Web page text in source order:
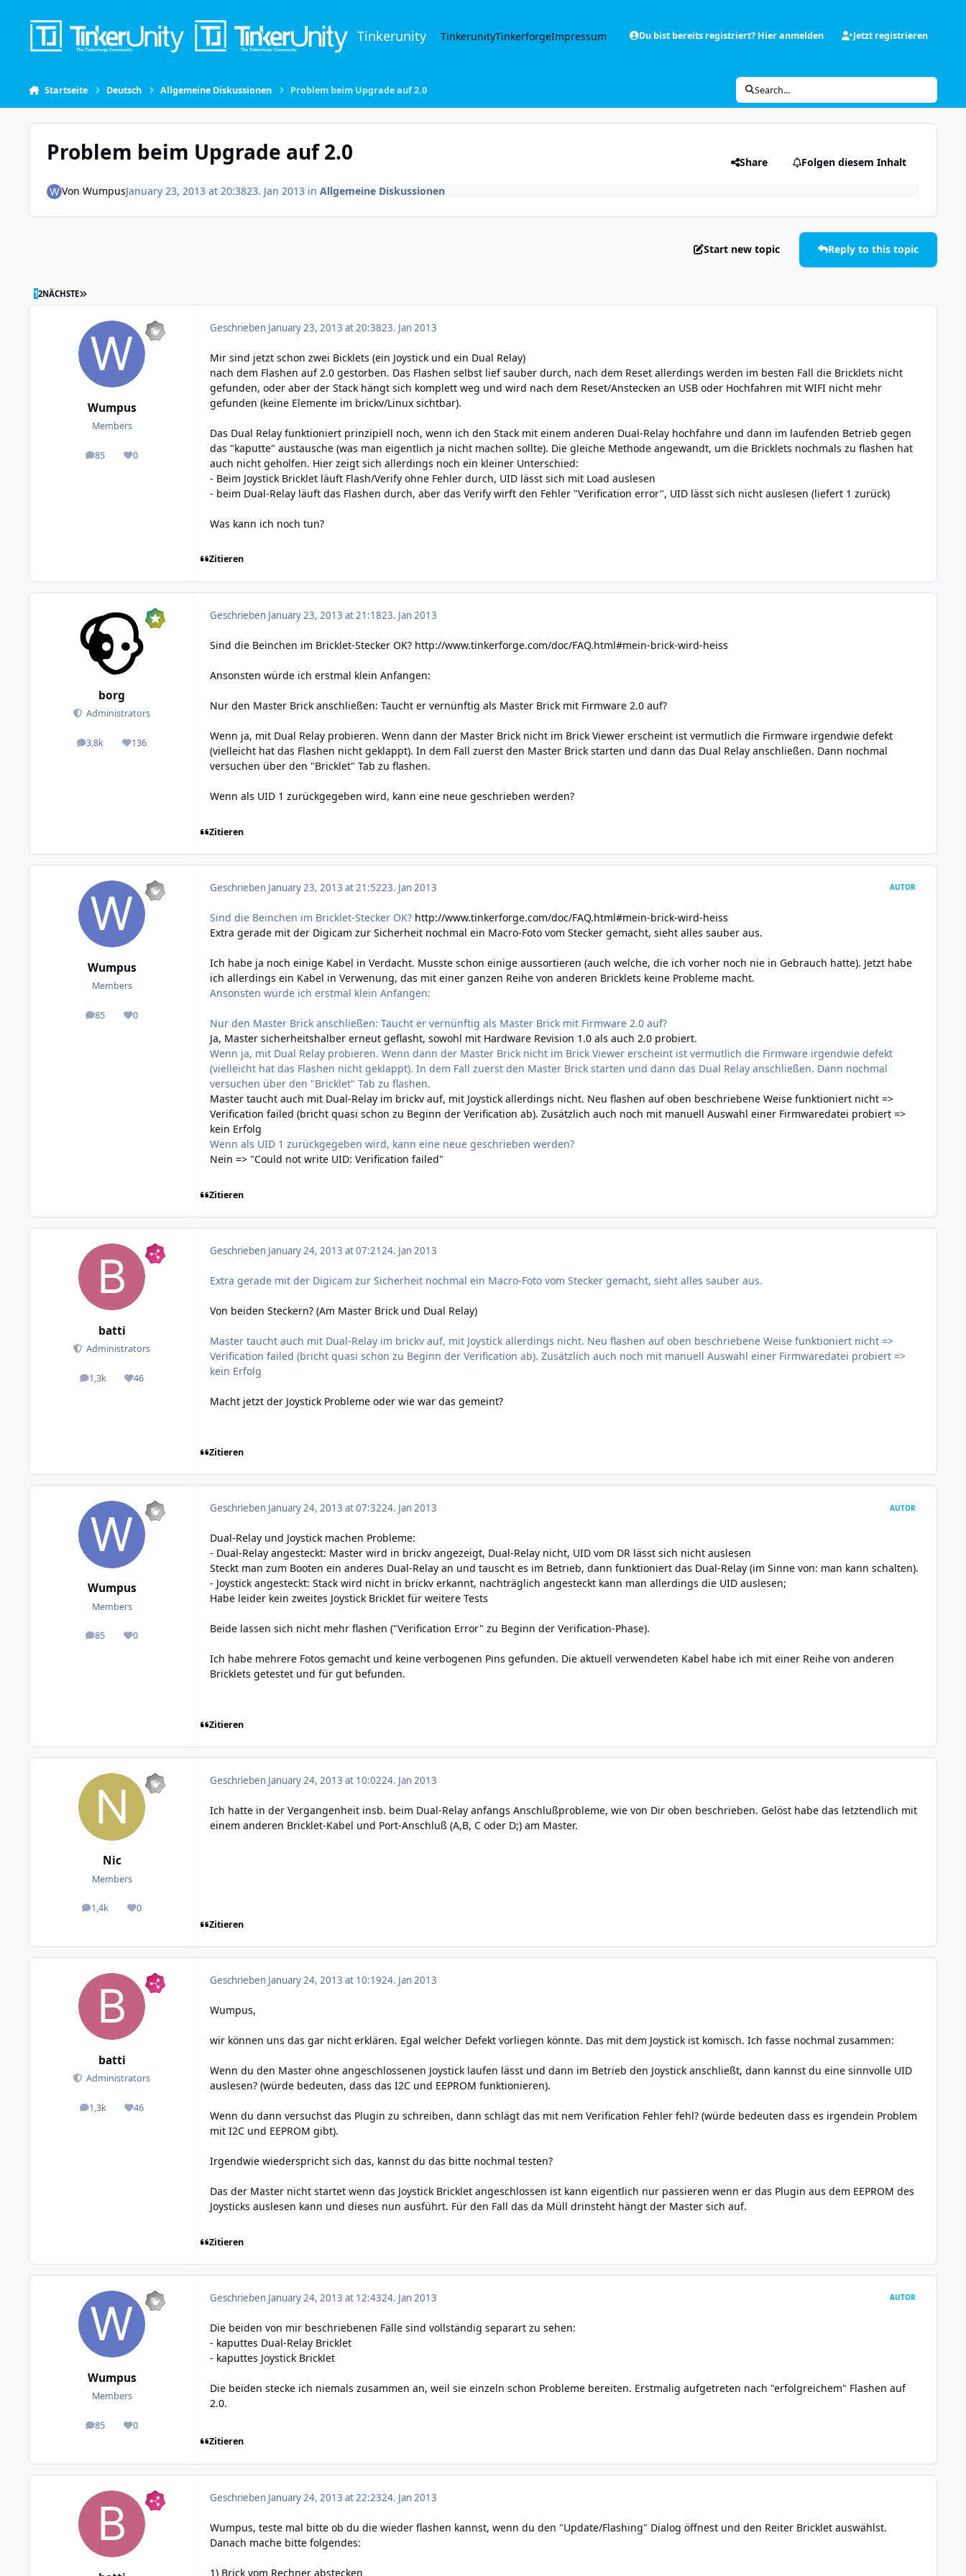
Tinkerunity TinkerunityTinkerforgeImpressum Du bist bereits registriert? Hier anmelden Jetzt registrieren
Startseite Deutsch Allgemeine Diskussionen Problem beim Upgrade auf 2.0 Search...
Problem beim Upgrade auf 2.0 Share Folgen diesem Inhalt
Von WumpusJanuary 23, 2013 at 20:3823. Jan 2013 in Allgemeine Diskussionen
Start new topic Reply to this topic
12NÄCHSTE LETZTE SEITE
Wumpus
Members
85
posts 0
Reputation
Geschrieben January 23, 2013 at 20:3823. Jan 2013
Mir sind jetzt schon zwei Bicklets (ein Joystick und ein Dual Relay)
nach dem Flashen auf 2.0 gestorben. Das Flashen selbst lief sauber durch, nach dem Reset allerdings werden im besten Fall die Bricklets nicht
gefunden, oder aber der Stack hängt sich komplett weg und wird nach dem Reset/Anstecken an USB oder Hochfahren mit WIFI nicht mehr
gefunden (keine Elemente im brickv/Linux sichtbar).
Das Dual Relay funktioniert prinzipiell noch, wenn ich den Stack mit einem anderen Dual-Relay hochfahre und dann im laufenden Betrieb gegen
das "kaputte" austausche (was man eigentlich ja nicht machen sollte). Die gleiche Methode angewandt, um die Bricklets nochmals zu flashen hat
auch nicht geholfen. Hier zeigt sich allerdings noch ein kleiner Unterschied:
- Beim Joystick Bricklet läuft Flash/Verify ohne Fehler durch, UID lässt sich mit Load auslesen
- beim Dual-Relay läuft das Flashen durch, aber das Verify wirft den Fehler "Verification error", UID lässt sich nicht auslesen (liefert 1 zurück)
Was kann ich noch tun?
Zitieren
borg
Administrators
3,8k
posts 136
Reputation
Geschrieben January 23, 2013 at 21:1823. Jan 2013
Sind die Beinchen im Bricklet-Stecker OK? http://www.tinkerforge.com/doc/FAQ.html#mein-brick-wird-heiss
Ansonsten würde ich erstmal klein Anfangen:
Nur den Master Brick anschließen: Taucht er vernünftig als Master Brick mit Firmware 2.0 auf?
Wenn ja, mit Dual Relay probieren. Wenn dann der Master Brick nicht im Brick Viewer erscheint ist vermutlich die Firmware irgendwie defekt
(vielleicht hat das Flashen nicht geklappt). In dem Fall zuerst den Master Brick starten und dann das Dual Relay anschließen. Dann nochmal
versuchen über den "Bricklet" Tab zu flashen.
Wenn als UID 1 zurückgegeben wird, kann eine neue geschrieben werden?
Zitieren
Wumpus
Members
85
posts 0
Reputation
Geschrieben January 23, 2013 at 21:5223. Jan 2013 AUTOR
Sind die Beinchen im Bricklet-Stecker OK? http://www.tinkerforge.com/doc/FAQ.html#mein-brick-wird-heiss
Extra gerade mit der Digicam zur Sicherheit nochmal ein Macro-Foto vom Stecker gemacht, sieht alles sauber aus.
Ich habe ja noch einige Kabel in Verdacht. Musste schon einige aussortieren (auch welche, die ich vorher noch nie in Gebrauch hatte). Jetzt habe
ich allerdings ein Kabel in Verwenung, das mit einer ganzen Reihe von anderen Bricklets keine Probleme macht.
Ansonsten würde ich erstmal klein Anfangen:
Nur den Master Brick anschließen: Taucht er vernünftig als Master Brick mit Firmware 2.0 auf?
Ja, Master sicherheitshalber erneut geflasht, sowohl mit Hardware Revision 1.0 als auch 2.0 probiert.
Wenn ja, mit Dual Relay probieren. Wenn dann der Master Brick nicht im Brick Viewer erscheint ist vermutlich die Firmware irgendwie defekt
(vielleicht hat das Flashen nicht geklappt). In dem Fall zuerst den Master Brick starten und dann das Dual Relay anschließen. Dann nochmal
versuchen über den "Bricklet" Tab zu flashen.
Master taucht auch mit Dual-Relay im brickv auf, mit Joystick allerdings nicht. Neu flashen auf oben beschriebene Weise funktioniert nicht =>
Verification failed (bricht quasi schon zu Beginn der Verification ab). Zusätzlich auch noch mit manuell Auswahl einer Firmwaredatei probiert =>
kein Erfolg
Wenn als UID 1 zurückgegeben wird, kann eine neue geschrieben werden?
Nein => "Could not write UID: Verification failed"
Zitieren
batti
Administrators
1,3k
posts 46
Reputation
Geschrieben January 24, 2013 at 07:2124. Jan 2013
Extra gerade mit der Digicam zur Sicherheit nochmal ein Macro-Foto vom Stecker gemacht, sieht alles sauber aus.
Von beiden Steckern? (Am Master Brick und Dual Relay)
Master taucht auch mit Dual-Relay im brickv auf, mit Joystick allerdings nicht. Neu flashen auf oben beschriebene Weise funktioniert nicht =>
Verification failed (bricht quasi schon zu Beginn der Verification ab). Zusätzlich auch noch mit manuell Auswahl einer Firmwaredatei probiert =>
kein Erfolg
Macht jetzt der Joystick Probleme oder wie war das gemeint?
Zitieren
Wumpus
Members
85
posts 0
Reputation
Geschrieben January 24, 2013 at 07:3224. Jan 2013 AUTOR
Dual-Relay und Joystick machen Probleme:
- Dual-Relay angesteckt: Master wird in brickv angezeigt, Dual-Relay nicht, UID vom DR lässt sich nicht auslesen
Steckt man zum Booten ein anderes Dual-Relay an und tauscht es im Betrieb, dann funktioniert das Dual-Relay (im Sinne von: man kann schalten).
- Joystick angesteckt: Stack wird nicht in brickv erkannt, nachträglich angesteckt kann man allerdings die UID auslesen;
Habe leider kein zweites Joystick Bricklet für weitere Tests
Beide lassen sich nicht mehr flashen ("Verification Error" zu Beginn der Verification-Phase).
Ich habe mehrere Fotos gemacht und keine verbogenen Pins gefunden. Die aktuell verwendeten Kabel habe ich mit einer Reihe von anderen
Bricklets getestet und für gut befunden.
Zitieren
Nic
Members
1,4k
posts 0
Reputation
Geschrieben January 24, 2013 at 10:0224. Jan 2013
Ich hatte in der Vergangenheit insb. beim Dual-Relay anfangs Anschlußprobleme, wie von Dir oben beschrieben. Gelöst habe das letztendlich mit
einem anderen Bricklet-Kabel und Port-Anschluß (A,B, C oder D;) am Master.
Zitieren
batti
Administrators
1,3k
posts 46
Reputation
Geschrieben January 24, 2013 at 10:1924. Jan 2013
Wumpus,
wir können uns das gar nicht erklären. Egal welcher Defekt vorliegen könnte. Das mit dem Joystick ist komisch. Ich fasse nochmal zusammen:
Wenn du den Master ohne angeschlossenen Joystick laufen lässt und dann im Betrieb den Joystick anschließt, dann kannst du eine sinnvolle UID
auslesen? (würde bedeuten, dass das I2C und EEPROM funktionieren).
Wenn du dann versuchst das Plugin zu schreiben, dann schlägt das mit nem Verification Fehler fehl? (würde bedeuten dass es irgendein Problem
mit I2C und EEPROM gibt).
Irgendwie wiederspricht sich das, kannst du das bitte nochmal testen?
Das der Master nicht startet wenn das Joystick Bricklet angeschlossen ist kann eigentlich nur passieren wenn er das Plugin aus dem EEPROM des
Joysticks auslesen kann und dieses nun ausführt. Für den Fall das da Müll drinsteht hängt der Master sich auf.
Zitieren
Wumpus
Members
85
posts 0
Reputation
Geschrieben January 24, 2013 at 12:4324. Jan 2013 AUTOR
Die beiden von mir beschriebenen Fälle sind vollständig separart zu sehen:
- kaputtes Dual-Relay Bricklet
- kaputtes Joystick Bricklet
Die beiden stecke ich niemals zusammen an, weil sie einzeln schon Probleme bereiten. Erstmalig aufgetreten nach "erfolgreichem" Flashen auf
2.0.
Zitieren
Geschrieben January 24, 2013 at 22:2324. Jan 2013
Wumpus, teste mal bitte ob du die wieder flashen kannst, wenn du den "Update/Flashing" Dialog öffnest und den Reiter Bricklet auswählst.
Danach mache bitte folgendes:
1) Brick vom Rechner abstecken